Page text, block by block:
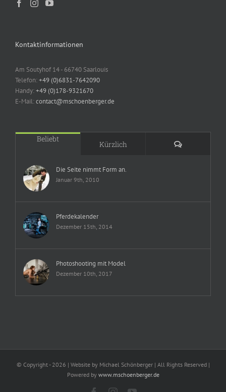
Kontaktinformationen
Am Soutyhof 14 - 66740 Saarlouis
Telefon:+49 (0)6831-7642090
Handy:+49 (0)178-9321670
E-Mail:contact@mschoenberger.de
Beliebt
Kürzlich Kommentare
Die Seite nimmt Form an.
Januar 9th, 2010
Pferdekalender
Dezember 15th, 2014
Photoshooting mit Model
Dezember 10th, 2017
© Copyright - 2026 | Website by Michael Schönberger | All Rights Reserved |
Powered by www.mschoenberger.de